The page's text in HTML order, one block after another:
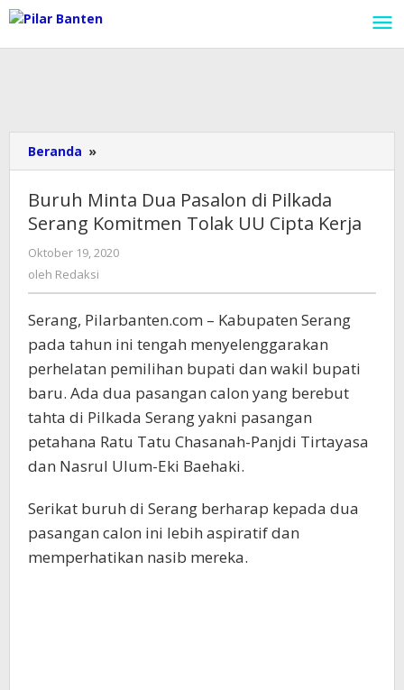
Lewati
ke
konten
Beranda »
Minta
Pasalon
di
Pilkada
UU
Cipta
Buruh Minta Dua Pasalon di Pilkada
Serang Komitmen Tolak UU Cipta Kerja
Oktober 19, 2020
oleh Redaksi
Serang, Pilarbanten.com – Kabupaten Serang
pada tahun ini tengah menyelenggarakan
perhelatan pemilihan bupati dan wakil bupati
baru. Ada dua pasangan calon yang berebut
tahta di Pilkada Serang yakni pasangan
petahana Ratu Tatu Chasanah-Panjdi Tirtayasa
dan Nasrul Ulum-Eki Baehaki.
Serikat buruh di Serang berharap kepada dua
pasangan calon ini lebih aspiratif dan
memperhatikan nasib mereka.